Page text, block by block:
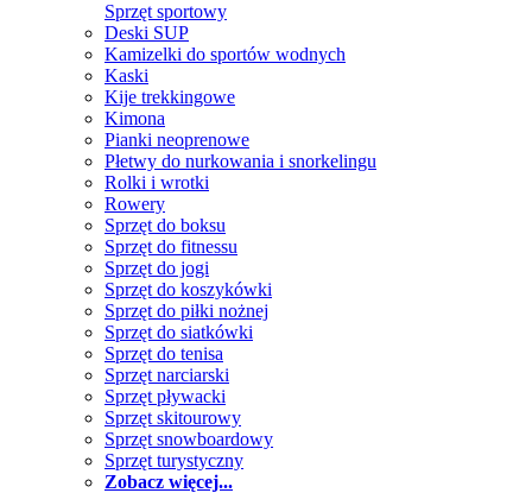
Sprzęt sportowy
Deski SUP
Kamizelki do sportów wodnych
Kaski
Kije trekkingowe
Kimona
Pianki neoprenowe
Płetwy do nurkowania i snorkelingu
Rolki i wrotki
Rowery
Sprzęt do boksu
Sprzęt do fitnessu
Sprzęt do jogi
Sprzęt do koszykówki
Sprzęt do piłki nożnej
Sprzęt do siatkówki
Sprzęt do tenisa
Sprzęt narciarski
Sprzęt pływacki
Sprzęt skitourowy
Sprzęt snowboardowy
Sprzęt turystyczny
Zobacz więcej...